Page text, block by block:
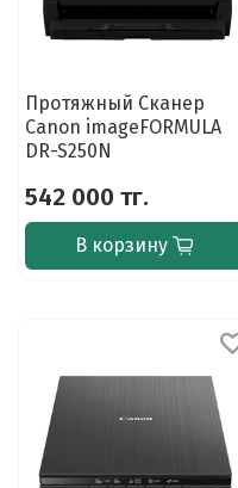
Протяжный Сканер
Canon imageFORMULA
DR-S250N
542 000 тг.
В корзину